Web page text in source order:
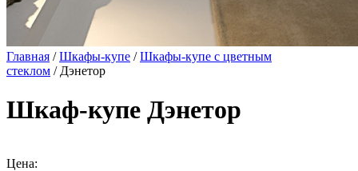
Главная /Шкафы-купе /Шкафы-купе с цветным
стеклом / Дэнетор
Шкаф-купе Дэнетор
Цена: